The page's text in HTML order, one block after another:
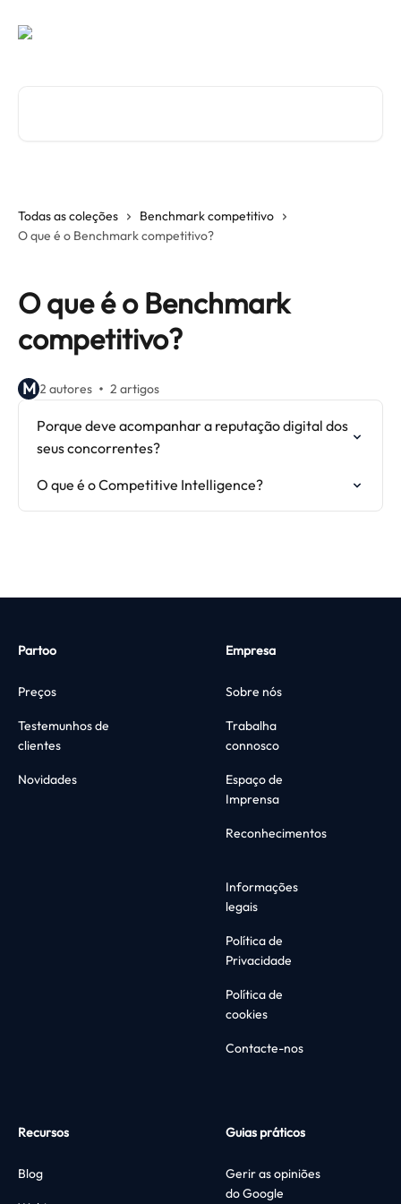
Todas as coleções
Benchmark competitivo
O que é o Benchmark competitivo?
O que é o Benchmark
competitivo?
M 2 autores 2 artigos
Porque deve acompanhar a reputação digital dos
seus concorrentes?
O que é o Competitive Intelligence?
Partoo
Preços
Testemunhos de
clientes
Novidades
Empresa
Sobre nós
Trabalha
connosco
Espaço de
Imprensa
Reconhecimentos
Informações
legais
Política de
Privacidade
Política de
cookies
Contacte-nos
Recursos
Blog
Guias práticos
Gerir as opiniões
do Google